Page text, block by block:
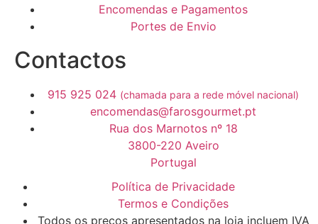
Encomendas e Pagamentos
Portes de Envio
Contactos
915 925 024 (chamada para a rede móvel nacional)
encomendas@farosgourmet.pt
Rua dos Marnotos nº 18
3800-220 Aveiro
Portugal
Política de Privacidade
Termos e Condições
Todos os preços apresentados na loja incluem IVA